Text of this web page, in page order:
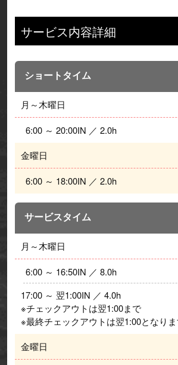
サービス内容詳細
ショートタイム
月～木曜日
  6:00 ～ 20:00IN ／ 2.0h
金曜日
  6:00 ～ 18:00IN ／ 2.0h
サービスタイム
月～木曜日
  6:00 ～ 16:50IN ／ 8.0h
17:00 ～ 翌1:00IN ／ 4.0h
※チェックアウトは翌1:00まで
※最終チェックアウトは翌1:00となりま
金曜日